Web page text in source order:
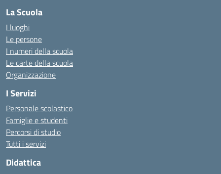
La Scuola
I luoghi
Le persone
I numeri della scuola
Le carte della scuola
Organizzazione
I Servizi
Personale scolastico
Famiglie e studenti
Percorsi di studio
Tutti i servizi
Didattica